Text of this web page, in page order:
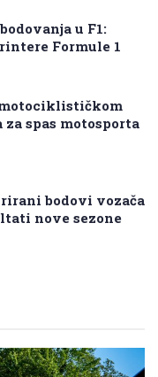
u F1:
Formule 1
spas motosporta
bodovi vozača
nove sezone